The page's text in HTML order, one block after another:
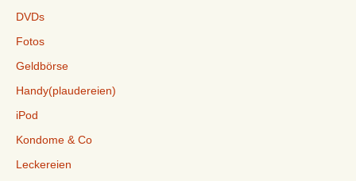
DVDs
Fotos
Geldbörse
Handy(plaudereien)
iPod
Kondome & Co
Leckereien